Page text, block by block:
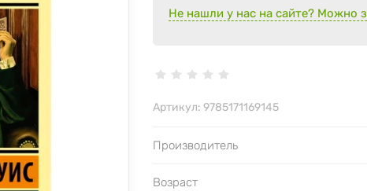
Не нашли у нас на сайте? Можно
Артикул: 9785171169145
Производитель
Возраст